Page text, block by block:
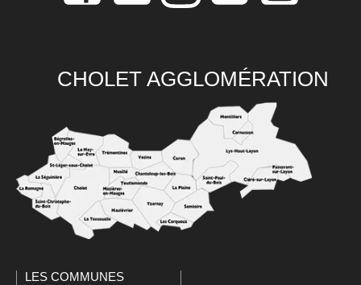
CHOLET AGGLOMÉRATION
LES COMMUNES